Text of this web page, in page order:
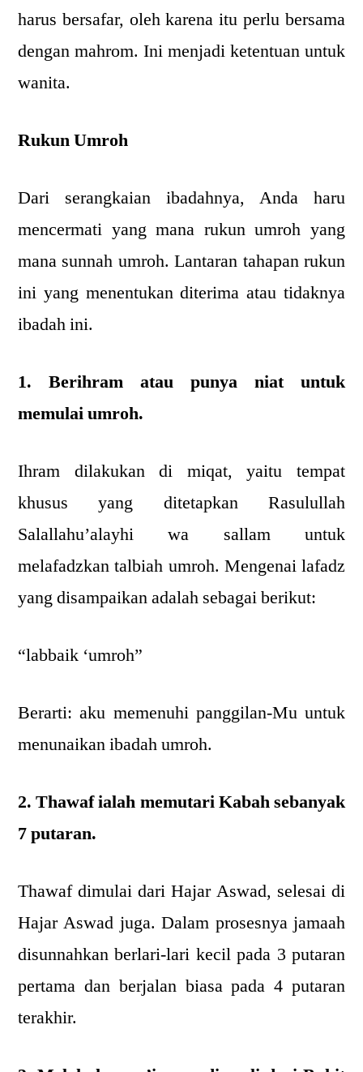
harus bersafar, oleh karena itu perlu bersama
dengan mahrom. Ini menjadi ketentuan untuk
wanita.
Rukun Umroh
Dari serangkaian ibadahnya, Anda haru
mencermati yang mana rukun umroh yang
mana sunnah umroh. Lantaran tahapan rukun
ini yang menentukan diterima atau tidaknya
ibadah ini.
1. Berihram atau punya niat untuk
memulai umroh.
Ihram dilakukan di miqat, yaitu tempat
khusus yang ditetapkan Rasulullah
Salallahu’alayhi wa sallam untuk
melafadzkan talbiah umroh. Mengenai lafadz
yang disampaikan adalah sebagai berikut:
“labbaik ‘umroh”
Berarti: aku memenuhi panggilan-Mu untuk
menunaikan ibadah umroh.
2. Thawaf ialah memutari Kabah sebanyak
7 putaran.
Thawaf dimulai dari Hajar Aswad, selesai di
Hajar Aswad juga. Dalam prosesnya jamaah
disunnahkan berlari-lari kecil pada 3 putaran
pertama dan berjalan biasa pada 4 putaran
terakhir.